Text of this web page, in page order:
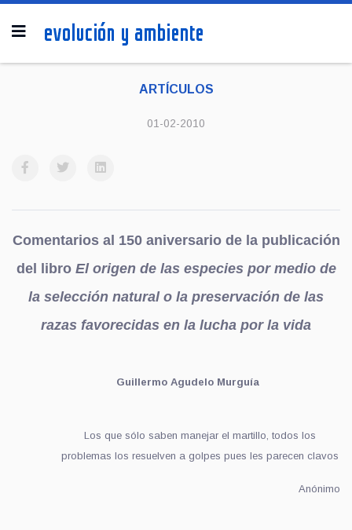
ARTÍCULOS
01-02-2010
Comentarios al 150 aniversario de la publicación
del libro El origen de las especies por medio de
la selección natural o la preservación de las
razas favorecidas en la lucha por la vida
Guillermo Agudelo Murguía
Los que sólo saben manejar el martillo, todos los
problemas los resuelven a golpes pues les parecen clavos
Anónimo